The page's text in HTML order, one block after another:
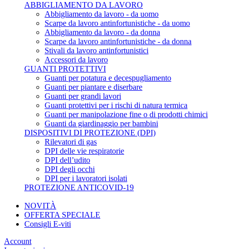
ABBIGLIAMENTO DA LAVORO
Abbigliamento da lavoro - da uomo
Scarpe da lavoro antinfortunistiche - da uomo
Abbigliamento da lavoro - da donna
Scarpe da lavoro antinfortunistiche - da donna
Stivali da lavoro antinfortunistici
Accessori da lavoro
GUANTI PROTETTIVI
Guanti per potatura e decespugliamento
Guanti per piantare e diserbare
Guanti per grandi lavori
Guanti protettivi per i rischi di natura termica
Guanti per manipolazione fine o di prodotti chimici
Guanti da giardinaggio per bambini
DISPOSITIVI DI PROTEZIONE (DPI)
Rilevatori di gas
DPI delle vie respiratorie
DPI dell’udito
DPI degli occhi
DPI per i lavoratori isolati
PROTEZIONE ANTICOVID-19
NOVITÀ
OFFERTA SPECIALE
Consigli E-viti
Account